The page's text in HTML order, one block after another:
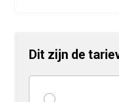
Dit zijn de